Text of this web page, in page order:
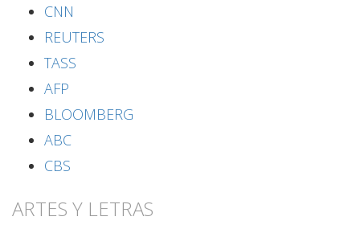
CNN
REUTERS
TASS
AFP
BLOOMBERG
ABC
CBS
ARTES Y LETRAS